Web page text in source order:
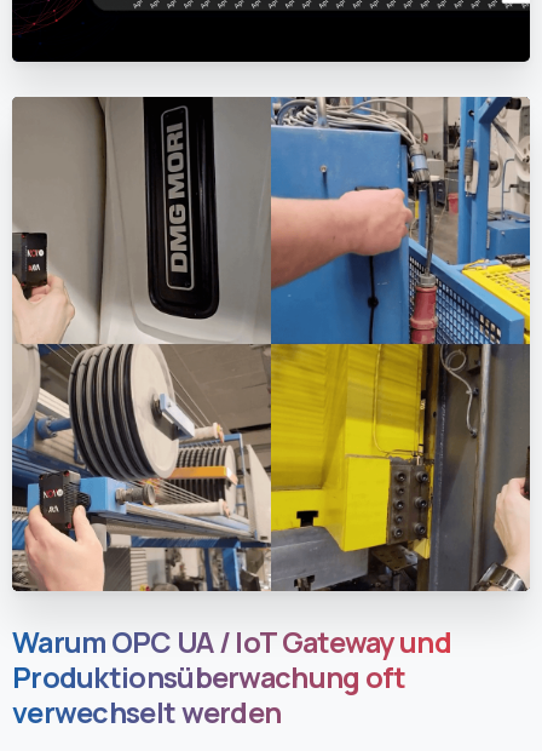
Warum OPC UA / IoT Gateway und
Produktionsüberwachung oft
verwechselt werden